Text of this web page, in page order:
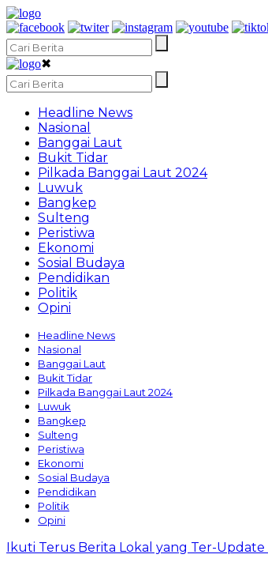
✖
Headline News
Nasional
Banggai Laut
Bukit Tidar
Pilkada Banggai Laut 2024
Luwuk
Bangkep
Sulteng
Peristiwa
Ekonomi
Sosial Budaya
Pendidikan
Politik
Opini
Headline News
Nasional
Banggai Laut
Bukit Tidar
Pilkada Banggai Laut 2024
Luwuk
Bangkep
Sulteng
Peristiwa
Ekonomi
Sosial Budaya
Pendidikan
Politik
Opini
Ikuti Terus Berita Lokal yang Ter-Update